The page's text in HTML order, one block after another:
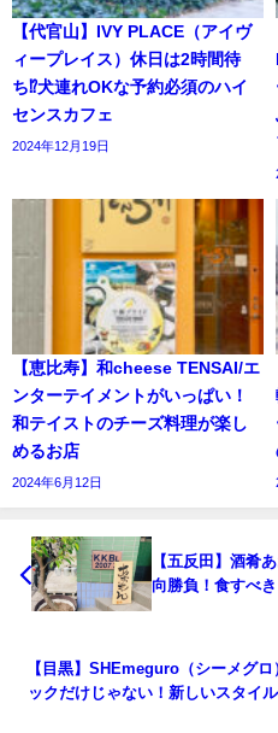
【代官山】IVY PLACE（アイヴ
ィープレイス）休日は2時間待
ち⁉犬連れOKな予約必須のハイ
センスカフェ
2024年12月19日
【恵比寿】和cheese TENSAI/エ
ンターテイメントがいっぱい！
和テイストのチーズ料理が楽し
めるお店
2024年6月12日
【五反田】酒肴
向勝負！食すべ
【目黒】SHEmeguro（シーメグ
ックだけじゃない！新しいスタイ